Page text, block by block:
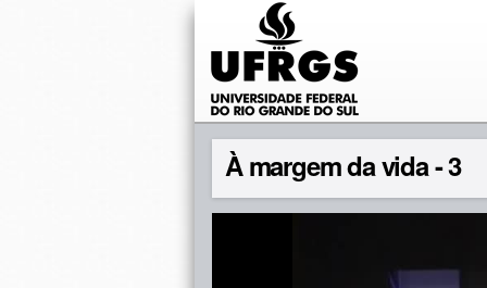
À margem da vida - 3